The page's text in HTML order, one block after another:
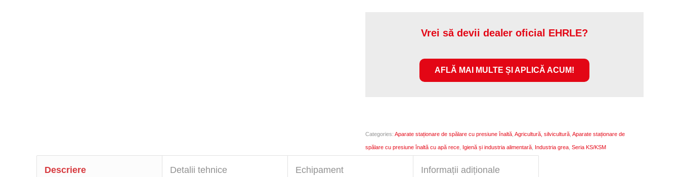
Vrei să devii dealer oficial EHRLE?
AFLĂ MAI MULTE ȘI APLICĂ ACUM!
Categories: Aparate staționare de spălare cu presiune înaltă Agricultură, silvicultură Aparate staționare de
spălare cu presiune înaltă cu apă rece Igienă și industria alimentară Industria grea Seria KS/KSM
Descriere Detalii tehnice Echipament Informații adiționale